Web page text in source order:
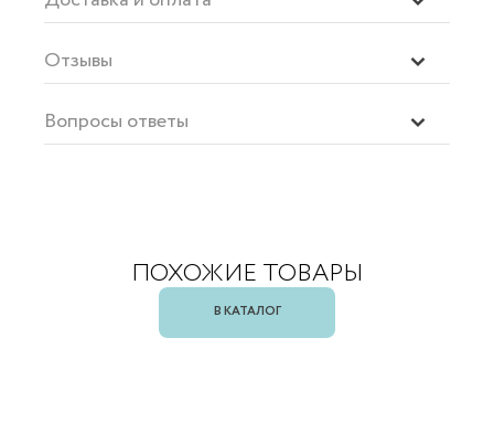
Отзывы
Вопросы ответы
ПОХОЖИЕ ТОВАРЫ
В КАТАЛОГ